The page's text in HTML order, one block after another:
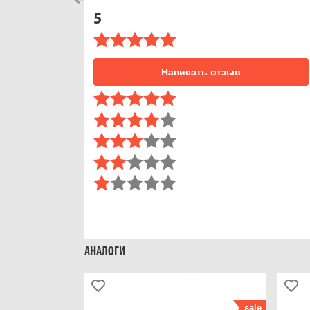
5
Написать отзыв
АНАЛОГИ
sale